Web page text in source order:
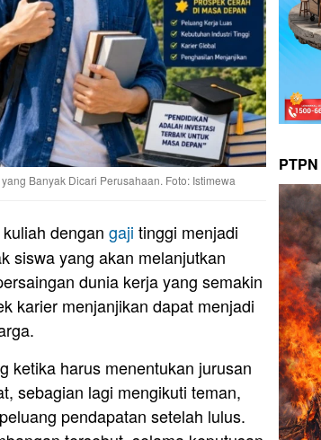
Banyak Dicari Perusahaan. Foto: Istimewa
dengan gaji tinggi menjadi
siswa yang akan melanjutkan
dunia kerja yang semakin
karier menjanjikan dapat menjadi
ketika harus menentukan jurusan
sebagian lagi mengikuti teman,
pendapatan setelah lulus.